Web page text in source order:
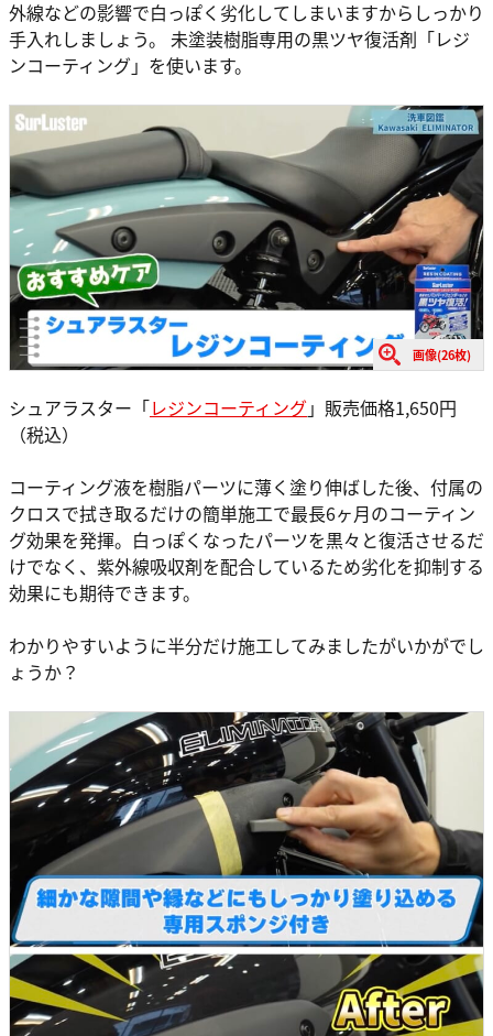
外線などの影響で白っぽく劣化してしまいますからしっかり
手入れしましょう。 未塗装樹脂専用の黒ツヤ復活剤「レジ
ンコーティング」を使います。
画像(26枚)
シュアラスター「レジンコーティング」販売価格1,650円
（税込）
コーティング液を樹脂パーツに薄く塗り伸ばした後、付属の
クロスで拭き取るだけの簡単施工で最長6ヶ月のコーティン
グ効果を発揮。白っぽくなったパーツを黒々と復活させるだ
けでなく、紫外線吸収剤を配合しているため劣化を抑制する
効果にも期待できます。
わかりやすいように半分だけ施工してみましたがいかがでし
ょうか？